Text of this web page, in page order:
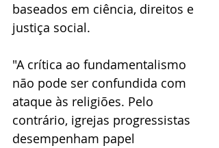
baseados em ciência, direitos e
justiça social.
"A crítica ao fundamentalismo
não pode ser confundida com
ataque às religiões. Pelo
contrário, igrejas progressistas
desempenham papel